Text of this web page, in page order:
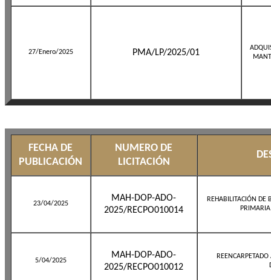
27/Enero/2025 PMA/LP/2025/01
FECHA DE
PUBLICACIÓN
NUMERO DE
LICITACIÓN
23/04/2025
MAH-DOP-ADO-
2025/RECPO010014
REHABILITACIÓN DE
5/04/2025
MAH-DOP-ADO-
2025/RECPO010012